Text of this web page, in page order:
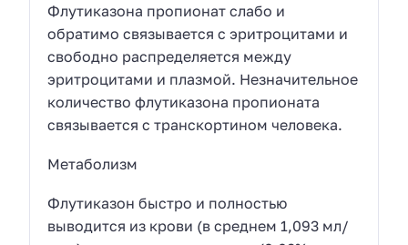
Флутиказона пропионат слабо и
обратимо связывается с эритроцитами и
свободно распределяется между
эритроцитами и плазмой. Незначительное
количество флутиказона пропионата
связывается с транскортином человека.
Метаболизм
Флутиказон быстро и полностью
выводится из крови (в среднем 1,093 мл/